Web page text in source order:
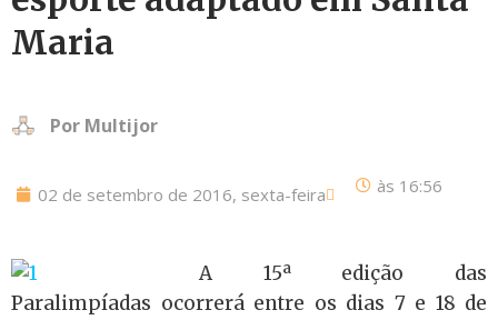
Maria
Por Multijor
02 de setembro de 2016, sexta-feira às 16:56
A 15ª edição das
Paralimpíadas ocorrerá entre os dias 7 e 18 de